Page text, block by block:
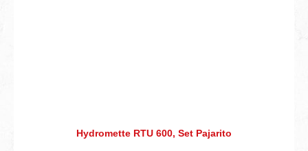
Hydromette RTU 600, Set Pajarito